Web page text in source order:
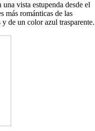
vista estupenda desde el
más románticas de las
y de un color azul trasparente.